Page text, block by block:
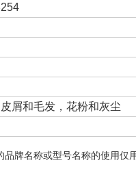
屑和毛发，花粉和灰尘
牌名称或型号名称的使用仅